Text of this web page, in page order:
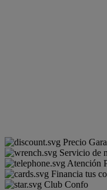
Precio
Servicio de
Atención
Financia tus
Club Confo